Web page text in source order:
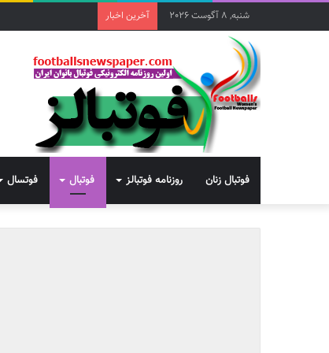
شنبه, 8 آگوست 2026 آخرین اخبار
فوتبال زنان روزنامه فوتبالز فوتبال فوتسال